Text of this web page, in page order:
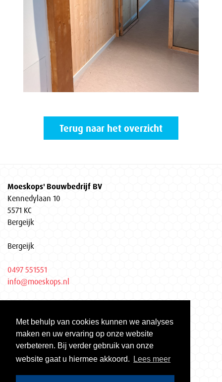
Met behulp van cookies kunnen we analyses
maken en uw ervaring op onze website
verbeteren. Bij verder gebruik van onze
website gaat u hiermee akkoord.
Lees meer
Terug naar het overzicht
Moeskops' Bouwbedrijf BV
Kennedylaan 10
5571 KC
Bergeijk
Bergeijk
0497 551551
info@moeskops.nl
KvK Eindhoven 17037155
Gecertificeerd volgens ISO 9001 | ISO 14001 | VCA**